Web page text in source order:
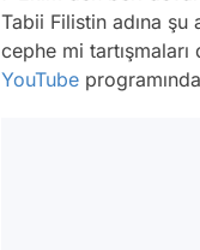
Tabii Filistin adına şu
cephe mi
YouTube